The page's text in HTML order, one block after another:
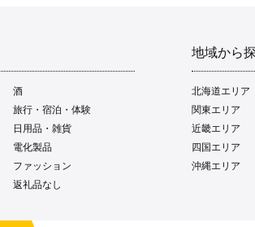
酒
旅行・宿泊・体験
日用品・雑貨
電化製品
ファッション
返礼品なし
地域から
北海道エリア
関東エリア
近畿エリア
四国エリア
沖縄エリア